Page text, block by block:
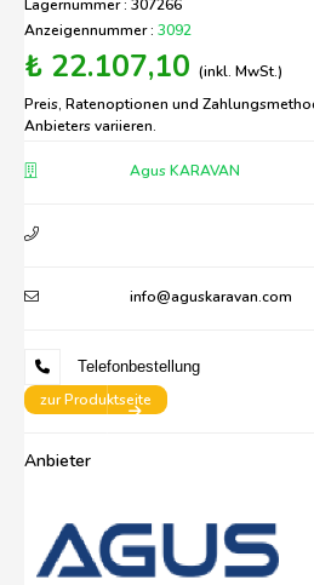
Lagernummer : 307266
Anzeigennummer : 3092
₺ 22.107,10 (inkl. MwSt.)
Preis, Ratenoptionen und
Anbieters variieren.
Agus KARAVAN
info@aguskaravan.com
Telefonbestellung
zur Produktseite
Anbieter